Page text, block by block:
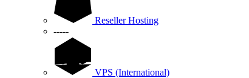
Reseller Hosting
-----
VPS (International)